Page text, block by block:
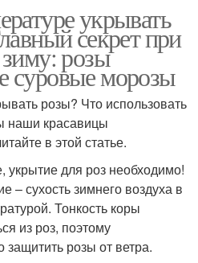
укрывать
секрет при
розы
суровые морозы
розы? Что использовать
наши красавицы
в этой статье.
для роз необходимо!
– сухость зимнего воздуха в
Тонкость коры
из роз, поэтому
розы от ветра.